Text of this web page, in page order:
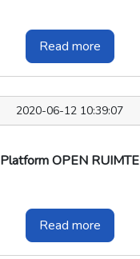
Read more
2020-06-12 10:39:07
Platform OPEN RUIMTE
Read more